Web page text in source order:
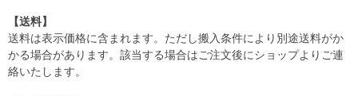
【送料】
送料は表示価格に含まれます。ただし搬入条件により別途送料がか
かる場合があります。該当する場合はご注文後にショップよりご連
絡いたします。